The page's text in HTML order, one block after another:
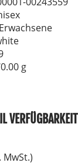
g
VERFÜGBARKEIT